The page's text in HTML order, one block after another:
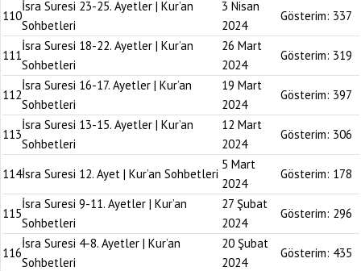
110
İsra Suresi 23-25. Ayetler | Kur’an
Sohbetleri
3 Nisan
2024
Gösterim: 337
111
İsra Suresi 18-22. Ayetler | Kur’an
Sohbetleri
26 Mart
2024
Gösterim: 319
112
İsra Suresi 16-17. Ayetler | Kur’an
Sohbetleri
19 Mart
2024
Gösterim: 397
113
İsra Suresi 13-15. Ayetler | Kur’an
Sohbetleri
12 Mart
2024
Gösterim: 306
114İsra Suresi 12. Ayet | Kur’an Sohbetleri
5 Mart
2024
Gösterim: 178
115
İsra Suresi 9-11. Ayetler | Kur’an
Sohbetleri
27 Şubat
2024
Gösterim: 296
116
İsra Suresi 4-8. Ayetler | Kur’an
Sohbetleri
20 Şubat
2024
Gösterim: 435